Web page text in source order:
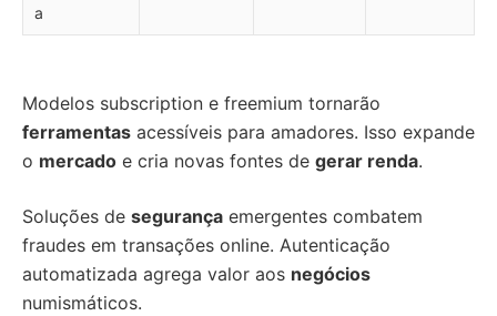
a
Modelos subscription e freemium tornarão
ferramentas acessíveis para amadores. Isso expande
o mercado e cria novas fontes de gerar renda.
Soluções de segurança emergentes combatem
fraudes em transações online. Autenticação
automatizada agrega valor aos negócios
numismáticos.